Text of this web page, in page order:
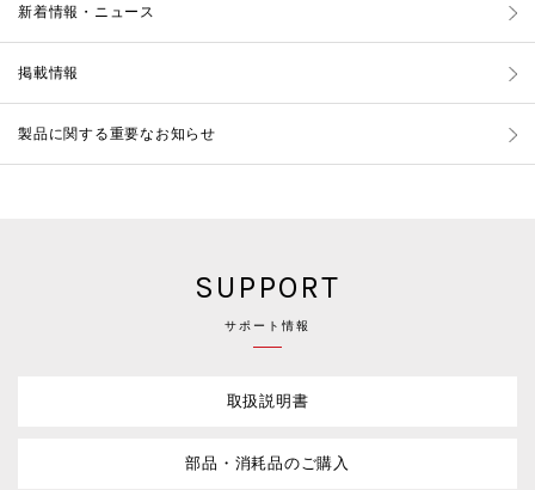
新着情報・ニュース
掲載情報
製品に関する重要なお知らせ
SUPPORT
サポート情報
取扱説明書
部品・消耗品のご購入